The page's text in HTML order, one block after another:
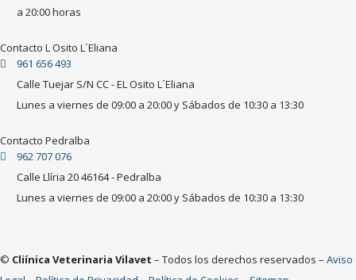
a 20:00 horas
Contacto L Osito L´Eliana
961 656 493
Calle Tuejar S/N CC - EL Osito L´Eliana
Lunes a viernes de 09:00 a 20:00 y Sábados de 10:30 a 13:30
Contacto Pedralba
962 707 076
Calle Llíria 20 46164 - Pedralba
Lunes a viernes de 09:00 a 20:00 y Sábados de 10:30 a 13:30
© Cliínica Veterinaria Vilavet – Todos los derechos reservados – Aviso